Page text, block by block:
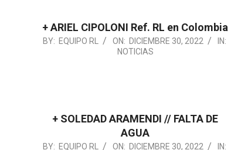
+ ARIEL CIPOLONI Ref. RL en Colombia
2022-
BY: EQUIPO RL ON: DICIEMBRE 30, 2022
IN:
NOTICIAS
+ SOLEDAD ARAMENDI // FALTA DE
AGUA
2022-
BY: EQUIPO RL ON: DICIEMBRE 30, 2022 IN: